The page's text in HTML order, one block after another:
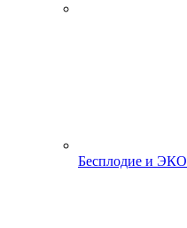
Бесплодие и ЭКО